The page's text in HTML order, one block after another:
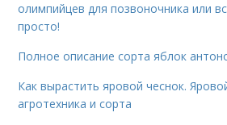
олимпийцев для позвоночника или
просто!
Полное описание сорта яблок
Как вырастить яровой чеснок.
агротехника и сорта